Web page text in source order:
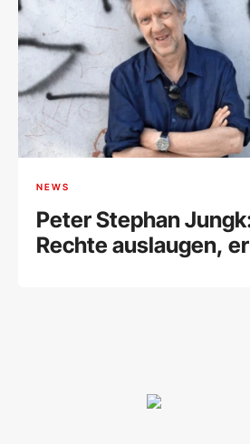
NEWS
Peter Stephan
Rechte auslaugen,